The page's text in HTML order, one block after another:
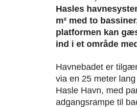
Hasles
m² med to
platformen kan
ind i et område
Havnebadet er
via en 25 meter
Hasle Havn, med
adgangsrampe til